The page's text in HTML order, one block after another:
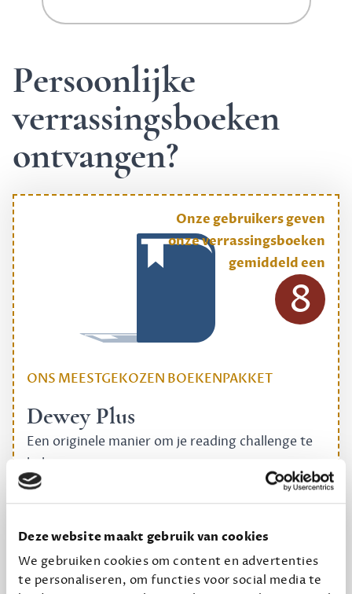
Deze website maakt gebruik van cookies
We gebruiken cookies om content en advertenties
te personaliseren, om functies voor social media te
Persoonlijke
verrassingsboeken
ontvangen?
ONS MEESTGEKOZEN BOEKENPAKKET
Dewey Plus
Een originele manier om je reading challenge te
halen.
12,50 per maand, incl. verzending
Geef cadeau
Onze gebruikers geven
onze verrassingsboeken
gemiddeld een
8